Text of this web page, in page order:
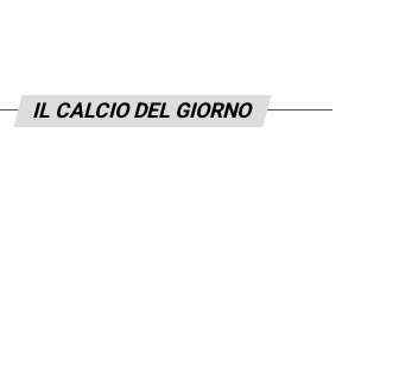
IL CALCIO DEL GIORNO